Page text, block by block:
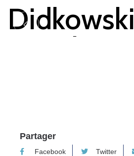
Didkowski
Raoul
Partager
Facebook Twitter